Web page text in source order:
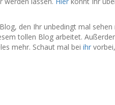
den Ihr unbedingt mal
tollen Blog arbeitet.
mehr. Schaut mal bei ihr